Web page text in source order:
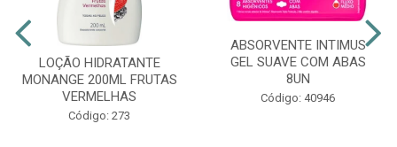
LOÇÃO HIDRATANTE
MONANGE 200ML FRUTAS
VERMELHAS
Código: 273
ABSORVENTE INTIMUS
GEL SUAVE COM ABAS
8UN
Código: 40946